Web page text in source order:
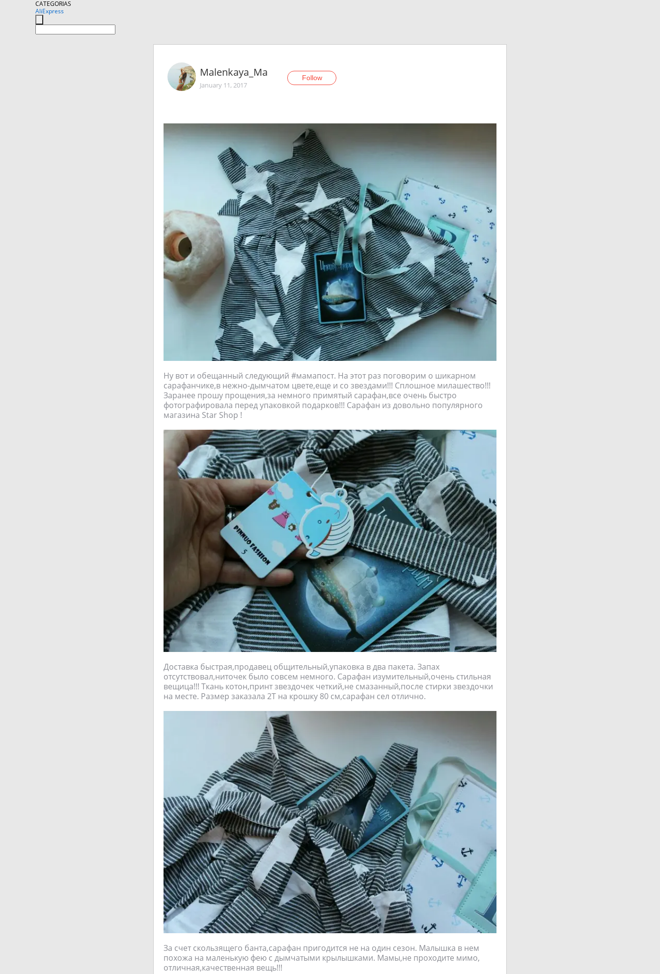
CATEGORIAS
AliExpress
Malenkaya_Ma
January 11, 2017
Follow
Ну вот и обещанный следующий #мамапост. На этот раз поговорим о шикарном
сарафанчике,в нежно-дымчатом цвете,еще и со звездами!!! Сплошное милашество!!!
Заранее прошу прощения,за немного примятый сарафан,все очень быстро
фотографировала перед упаковкой подарков!!! Сарафан из довольно популярного
магазина Star Shop !
Доставка быстрая,продавец общительный,упаковка в два пакета. Запах
отсутствовал,ниточек было совсем немного. Сарафан изумительный,очень стильная
вещица!!! Ткань котон,принт звездочек четкий,не смазанный,после стирки звездочки
на месте. Размер заказала 2Т на крошку 80 см,сарафан сел отлично.
За счет скользящего банта,сарафан пригодится не на один сезон. Малышка в нем
похожа на маленькую фею с дымчатыми крылышками. Мамы,не проходите мимо,
отличная,качественная вещь!!!